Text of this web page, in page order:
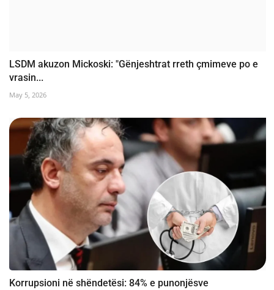
LSDM akuzon Mickoski: "Gënjeshtrat rreth çmimeve po e
vrasin...
May 5, 2026
Korrupsioni në shëndetësi: 84% e punonjësve